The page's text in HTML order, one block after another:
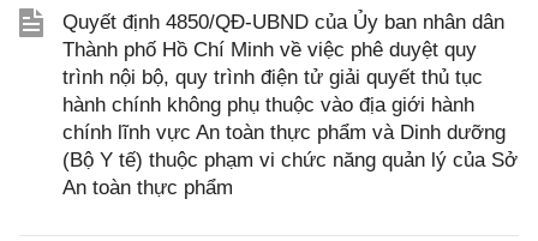
Quyết định 4850/QĐ-UBND của Ủy ban nhân dân
Thành phố Hồ Chí Minh về việc phê duyệt quy
trình nội bộ, quy trình điện tử giải quyết thủ tục
hành chính không phụ thuộc vào địa giới hành
chính lĩnh vực An toàn thực phẩm và Dinh dưỡng
(Bộ Y tế) thuộc phạm vi chức năng quản lý của Sở
An toàn thực phẩm